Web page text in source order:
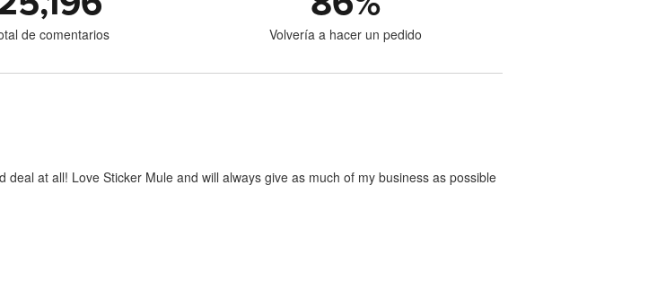
de comentarios Volvería a hacer un pedido
at all! Love Sticker Mule and will always give as much of my business as possible